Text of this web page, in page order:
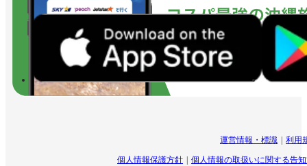
運営情報・標識 利用
個人情報保護方針 個人情報の取扱いに関する告